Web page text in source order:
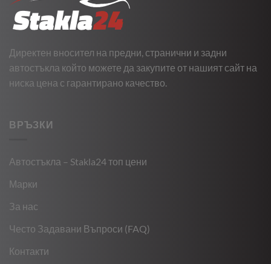
Директен вносител на предни, странични и задни
автостъкла който можете да закупите от нашият сайт на
ниска цена с гарантирано качество.
ВРЪЗКИ
Автостъкла – Stakla24 топ цени
Марки
За нас
Често Задавани Въпроси (FAQ)
Контакти